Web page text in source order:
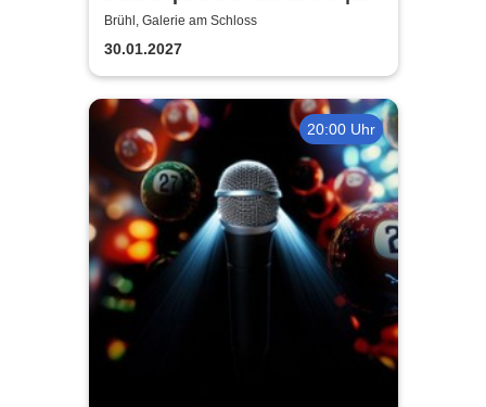
Galerie am Schloss Brühl
Brühl, Galerie am Schloss
30.01.2027
20:00 Uhr